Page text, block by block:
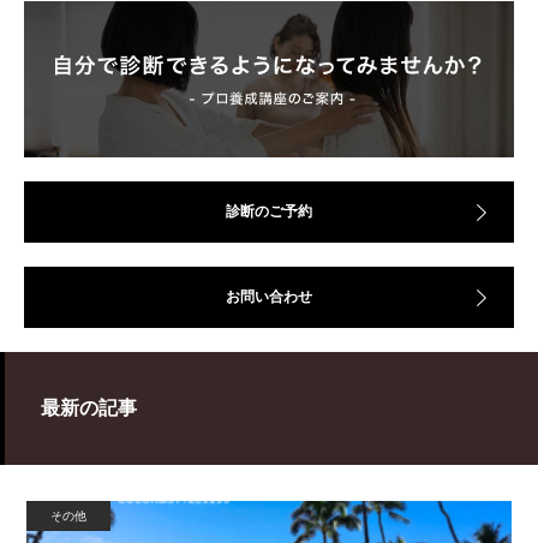
診断のご予約
お問い合わせ
最新の記事
その他